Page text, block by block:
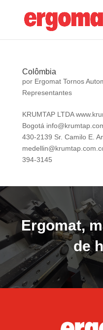
Colômbia
por Ergomat Tornos
Representantes
KRUMTAP LTDA
Bogotá
430-2139 Sr. Camilo E.
394-3145
Ergomat,
de